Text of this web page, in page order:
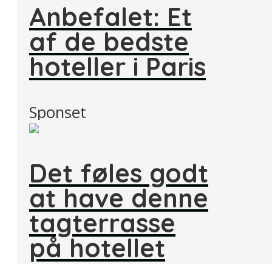
Anbefalet: Et
af de bedste
hoteller i Paris
Sponset
Det føles godt
at have denne
tagterrasse
på hotellet